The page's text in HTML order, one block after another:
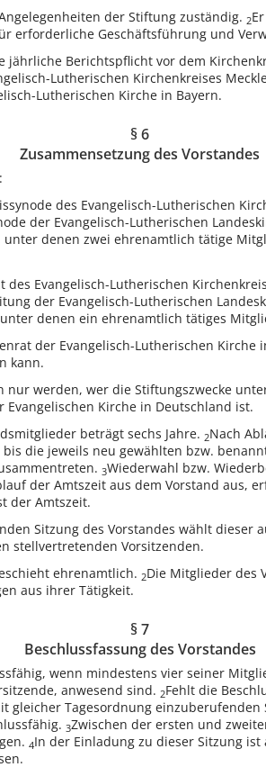
der Stiftung zuständig. 2
erforderliche Geschäftsführung und
jährliche Berichtspflicht vor dem
Lutherischen Kirchenkreises
Lutherischen Kirche in Bayern.
§ 6
Zusammensetzung des Vorstandes
des Evangelisch-Lutherischen
der Evangelisch-Lutherischen
denen zwei ehrenamtlich tätige
des Evangelisch-Lutherischen
der Evangelisch-Lutherischen
denen ein ehrenamtlich tätiges
der Evangelisch-Lutherischen Kirche
kann.
nur werden, wer die Stiftungszwecke
Kirche in Deutschland ist.
beträgt sechs Jahre. 2Nach
die jeweils neu gewählten bzw.
3Wiederwahl bzw.
der Amtszeit aus dem Vorstand aus,
der Amtszeit.
Sitzung des Vorstandes wählt dieser
stellvertretenden Vorsitzenden.
ehrenamtlich. 2Die Mitglieder des
aus ihrer Tätigkeit.
§ 7
Beschlussfassung des Vorstandes
wenn mindestens vier seiner
anwesend sind. 2Fehlt die
gleicher Tagesordnung einzuberufenden
3Zwischen der ersten und
4In der Einladung zu dieser Sitzung